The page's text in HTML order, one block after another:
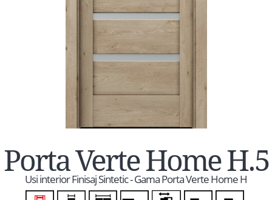
Porta Verte Home H.5
Usi interior Finisaj Sintetic - Gama Porta Verte Home H